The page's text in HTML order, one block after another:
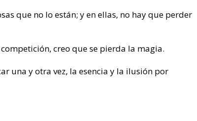
que no lo están; y en ellas, no hay que perder
creo que se pierda la magia.
una y otra vez, la esencia y la ilusión por